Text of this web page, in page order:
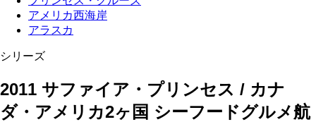
アメリカ西海岸
アラスカ
シリーズ
2011 サファイア・プリンセス / カナ
ダ・アメリカ2ヶ国 シーフードグルメ航